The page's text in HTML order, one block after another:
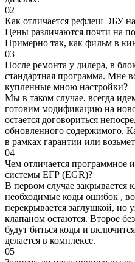
02
Как отличается рефлеш ЭБУ
Цены различаются почти на
Примерно так, как фильм в
03
После ремонта у дилера, в
стандартная программа. Мне
купленные мною настройки?
Мы в таком случае, всегда
готовим модификацию на
остается договориться
обновленного содержимого.
в рамках гарантии или
04
Чем отличается программное
системы ЕГР (EGR)?
В первом случае закрывается
необходимые коды ошибок ,
перекрывается заглушкой, но
клапаном остаются. Второе
будут биться коды и
делается в комплексе.
05